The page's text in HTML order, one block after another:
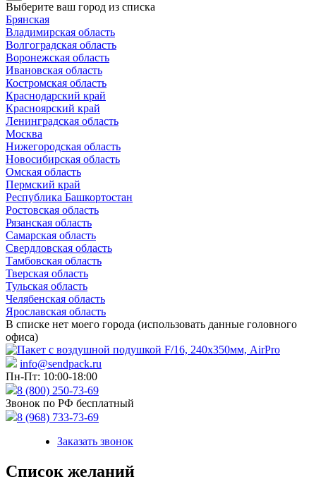
Выберите ваш город из списка
Брянская
Владимирская область
Волгоградская область
Воронежская область
Ивановская область
Костромская область
Краснодарский край
Красноярский край
Ленинградская область
Москва
Нижегородская область
Новосибирская область
Омская область
Пермский край
Республика Башкортостан
Ростовская область
Рязанская область
Самарская область
Свердловская область
Тамбовская область
Тверская область
Тульская область
Челябенская область
Ярославская область
В списке нет моего города (использовать данные головного
офиса)
info@sendpack.ru
Пн-Пт: 10:00-18:00
8 (800) 250-73-69
Звонок по РФ бесплатный
8 (968) 733-73-69
Заказать звонок
Список желаний